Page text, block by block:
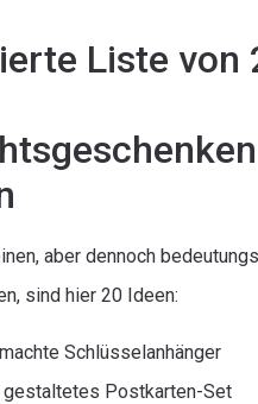
Liste von
aber dennoch
sind hier 20 Ideen:
Schlüsselanhänger
gestaltetes Postkarten-Set